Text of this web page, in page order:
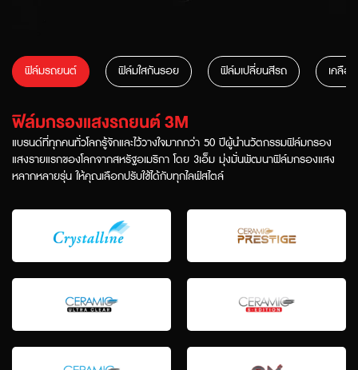
ฟิล์มรถยนต์ ฟิล์มใสกันรอย ฟิล์มเปลี่ยนสีรถ เคลือ
ฟิล์มกรองแสงรถยนต์ 3M
แบรนด์ที่ทุกคนทั่วโลกรู้จักและไว้วางใจมากกว่า 50 ปีผู้นำนวัตกรรมฟิล์มกรอง
แสงรายแรกของโลกจากสหรัฐอเมริกา โดย 3เอ็ม มุ่งมั่นพัฒนาฟิล์มกรองแสง
หลากหลายรุ่น ให้คุณเลือกปรับใช้ได้กับทุกไลฟ์สไตล์